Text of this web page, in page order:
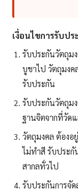
เงื่อนไขการรับป
รับประกันวัตถุม
บูชาไป วัตถุมงค
รับประกัน
รับประกันวัตถุม
ฐานจิตจากที่วัด
วัตถุมงคล ต้องอ
ไม่ทำสี รับประกั
สากลทั่วไป
รับประกันการจัด